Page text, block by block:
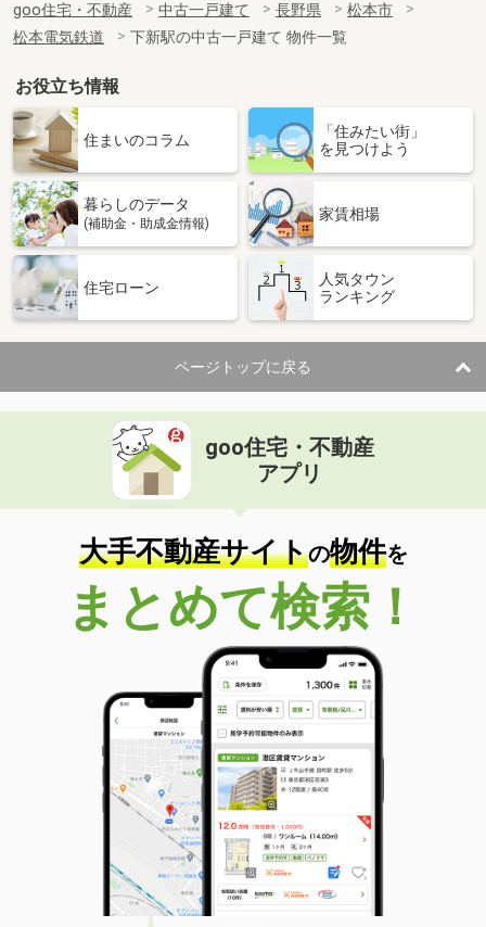
goo住宅・不動産 中古一戸建て 長野県
松本市
松本電気鉄道
下新駅の中古一戸建て 物件一覧
お役立ち情報
住まいのコラム
「住みたい街」
を見つけよう
暮らしのデータ
(補助金・助成金情報)
家賃相場
住宅ローン
人気タウン
ランキング
ページトップに戻る
goo住宅・不動産
アプリ
大手不動産サイトの物件を
まとめて検索！